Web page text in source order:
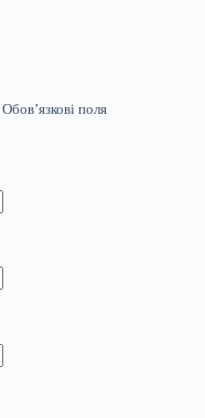
Обов’язкові поля